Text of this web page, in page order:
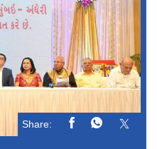
Share: